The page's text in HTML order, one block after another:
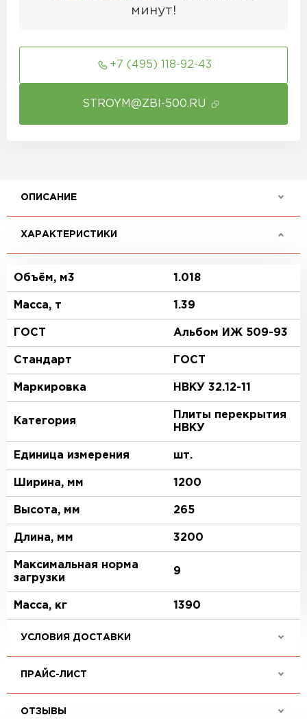
минут!
+7 (495) 118-92-43
STROYM@ZBI-500.RU
ОПИСАНИЕ
ХАРАКТЕРИСТИКИ
Объём, м3 1.018
Масса, т 1.39
ГОСТ Альбом ИЖ 509-93
Стандарт ГОСТ
Маркировка НВКУ 32.12-11
Категория
Плиты перекрытия
НВКУ
Единица измерения шт.
Ширина, мм 1200
Высота, мм 265
Длина, мм 3200
Максимальная норма
загрузки
9
Масса, кг 1390
УСЛОВИЯ ДОСТАВКИ
ПРАЙС-ЛИСТ
ОТЗЫВЫ